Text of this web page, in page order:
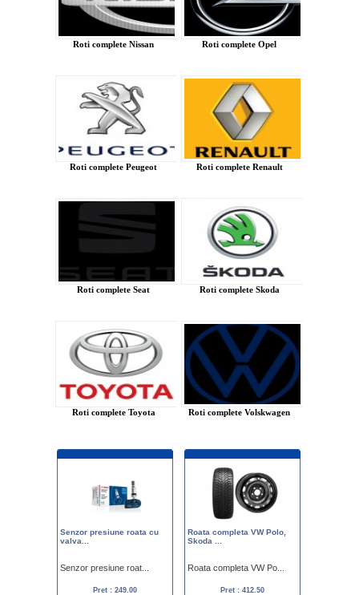
Roti complete Nissan Roti complete Opel
Roti complete Peugeot Roti complete Renault
Roti complete Seat Roti complete Skoda
Roti complete Toyota Roti complete Volskwagen
Senzor presiune roata cu
valva...
Senzor presiune roat...
Pret : 249.00
Roata completa VW Polo,
Skoda ...
Roata completa VW Po...
Pret : 412.50